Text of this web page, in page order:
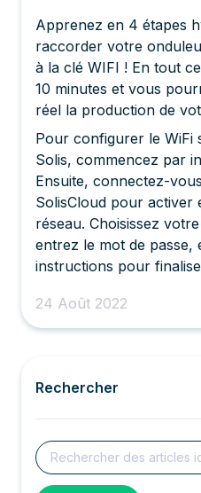
Apprenez en 4 étapes
raccorder votre
à la clé WIFI ! En tout
10 minutes et vous
réel la production de
Pour configurer le WiFi
Solis, commencez par
Ensuite, connectez-
SolisCloud pour activer
réseau. Choisissez
entrez le mot de passe,
instructions pour
24 Août 2022
Rechercher